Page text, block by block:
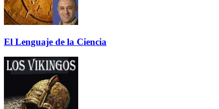
El Lenguaje de la Ciencia